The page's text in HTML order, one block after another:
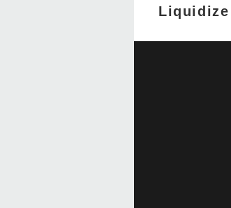
Liquidize